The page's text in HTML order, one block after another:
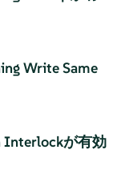
Write Same
Interlockが有効